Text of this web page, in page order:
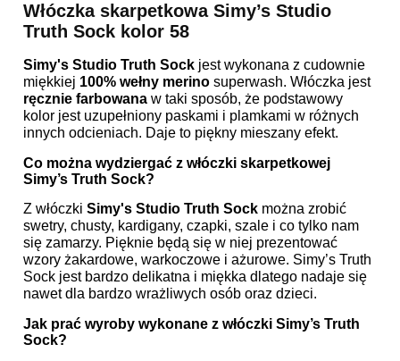
Włóczka skarpetkowa Simy’s Studio
Truth Sock kolor 58
Simy's Studio Truth Sock jest wykonana z cudownie
miękkiej 100% wełny merino superwash. Włóczka jest
ręcznie farbowana w taki sposób, że podstawowy
kolor jest uzupełniony paskami i plamkami w różnych
innych odcieniach. Daje to piękny mieszany efekt.
Co można wydziergać z włóczki skarpetkowej
Simy’s Truth Sock?
Z włóczki Simy's Studio Truth Sock można zrobić
swetry, chusty, kardigany, czapki, szale i co tylko nam
się zamarzy. Pięknie będą się w niej prezentować
wzory żakardowe, warkoczowe i ażurowe. Simy’s Truth
Sock jest bardzo delikatna i miękka dlatego nadaje się
nawet dla bardzo wrażliwych osób oraz dzieci.
Jak prać wyroby wykonane z włóczki Simy’s Truth
Sock?